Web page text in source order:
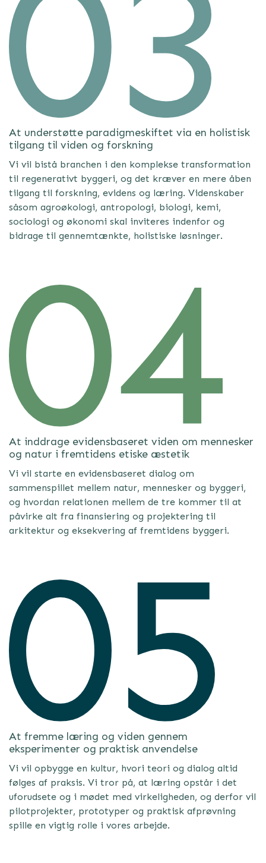
At understøtte paradigmeskiftet via en holistisk
tilgang til viden og forskning
Vi vil bistå branchen i den komplekse transformation
til regenerativt byggeri, og det kræver en mere åben
tilgang til forskning, evidens og læring. Videnskaber
såsom agroøkologi, antropologi, biologi, kemi,
sociologi og økonomi skal inviteres indenfor og
bidrage til gennemtænkte, holistiske løsninger.
At inddrage evidensbaseret viden om mennesker
og natur i fremtidens etiske æstetik
Vi vil starte en evidensbaseret dialog om
sammenspillet mellem natur, mennesker og byggeri,
og hvordan relationen mellem de tre kommer til at
påvirke alt fra finansiering og projektering til
arkitektur og eksekvering af fremtidens byggeri.
At fremme læring og viden gennem
eksperimenter og praktisk anvendelse
Vi vil opbygge en kultur, hvori teori og dialog altid
følges af praksis. Vi tror på, at læring opstår i det
uforudsete og i mødet med virkeligheden, og derfor vil
pilotprojekter, prototyper og praktisk afprøvning
spille en vigtig rolle i vores arbejde.